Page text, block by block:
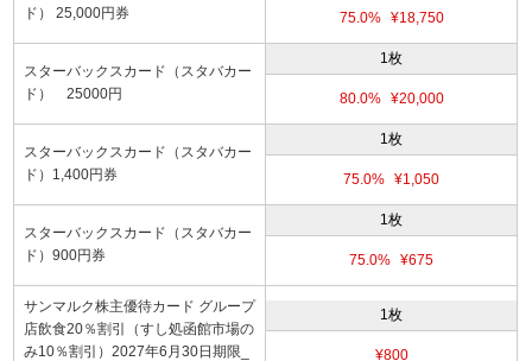
ド） 25,000円券
75.0% ¥18,750
スターバックスカード（スタバカー
ド） 25000円
1枚
80.0% ¥20,000
スターバックスカード（スタバカー
ド）1,400円券
1枚
75.0% ¥1,050
スターバックスカード（スタバカー
ド）900円券
1枚
75.0% ¥675
サンマルク株主優待カード グループ
店飲食20％割引（すし処函館市場の
み10％割引）2027年6月30日期限_
1枚
¥800